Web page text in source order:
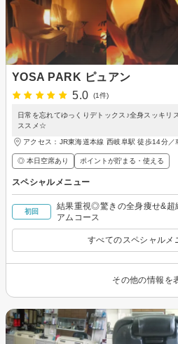
YOSA PARK ピュアン
5.0
(1件)
日常を忘れてゆっくりデトックス♪全身スッキリ
ススメ☆
アクセス：JR東海道本線 西岐阜駅 徒歩14分／
◎ 本日空席あり ポイントが貯まる・使える
スペシャルメニュー
初回
結果重視◎驚きの全身痩せ&超
アムコース
すべてのスペシャルメ
その他の情報を